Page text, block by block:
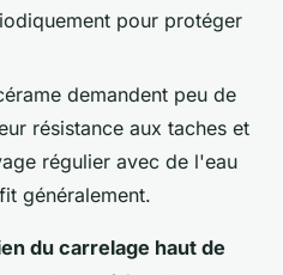
pour protéger
demandent peu de
résistance aux taches et
régulier avec de l'eau
généralement.
du carrelage haut de